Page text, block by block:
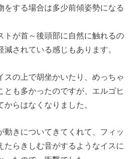
をする場合は多少前傾姿勢になる
トが首～後頭部に自然に触れるの
されている感じもあります。
スの上で胡坐かいたり、めっちゃ
とも多かったのですが、エルゴヒ
からはなくなりました。
動きについてきてくれて、フィッ
たらきしむ音がするようなイスに